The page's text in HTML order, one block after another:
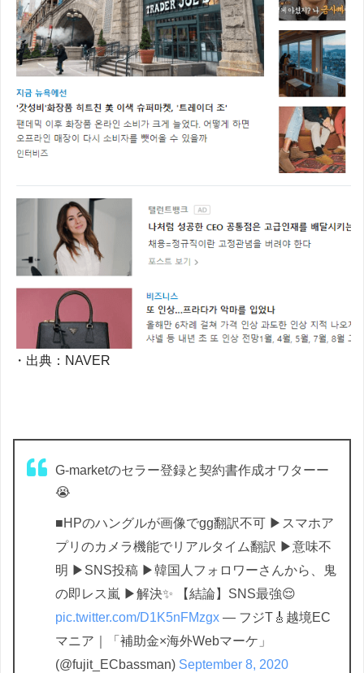
・出典：NAVER
G-marketのセラー登録と契約書作成オワターー
😭
■HPのハングルが画像でgg翻訳不可 ▶︎スマホア
プリのカメラ機能でリアルタイム翻訳 ▶︎意味不
明 ▶︎SNS投稿 ▶︎韓国人フォロワーさんから、鬼
の即レス嵐 ▶︎解決✨ 【結論】SNS最強😌
pic.twitter.com/D1K5nFMzgx — フジT🎸越境EC
マニア｜「補助金×海外Webマーケ」
(@fujit_ECbassman) September 8, 2020